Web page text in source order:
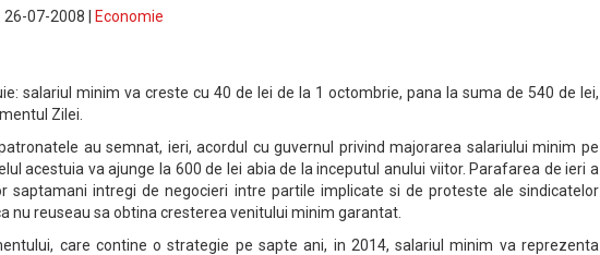
07-2008 |
Economie
salariul minim va creste cu 40 de lei de la 1 octombrie, pana la suma de 540 de lei,
Zilei.
au semnat, ieri, acordul cu guvernul privind majorarea salariului minim pe
acestuia va ajunge la 600 de lei abia de la inceputul anului viitor. Parafarea de ieri a
saptamani intregi de negocieri intre partile implicate si de proteste ale sindicatelor
nu reuseau sa obtina cresterea venitului minim garantat.
care contine o strategie pe sapte ani, in 2014, salariul minim va reprezenta